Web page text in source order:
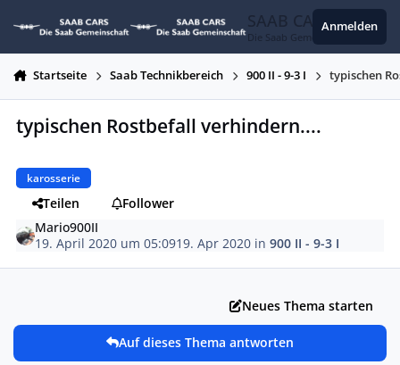
SAAB CARS
Die Saab Gemeinschaft
Anmelden
Startseite Saab Technikbereich 900 II - 9-3 I typischen
typischen Rostbefall verhindern....
karosserie
Teilen
Follower
Mario900II
19. April 2020 um 05:0919. Apr 2020 in900 II - 9-3 I
Neues Thema starten
Auf dieses Thema antworten